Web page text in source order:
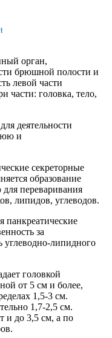
орган,
брюшной полости и
левой части
части: головка, тело,
деятельности
и
секреторные
образование
для переваривания
липидов, углеводов.
панкреатические
за
углеводно-липидного
головкой
от 5 см и более,
1,5-3 см.
1,7-2,5 см.
и до 3,5 см, а по